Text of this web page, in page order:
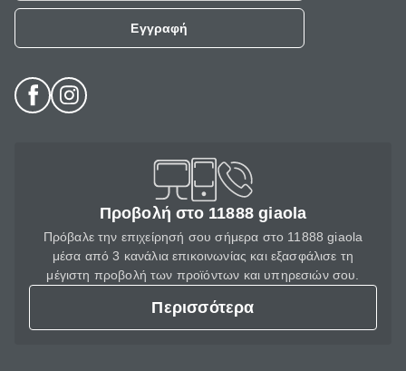
Εγγραφή
Προβολή στο 11888 giaola
Πρόβαλε την επιχείρησή σου σήμερα στο 11888 giaola
μέσα από 3 κανάλια επικοινωνίας και εξασφάλισε τη
μέγιστη προβολή των προϊόντων και υπηρεσιών σου.
Περισσότερα